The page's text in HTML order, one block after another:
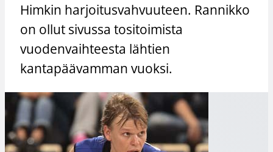
Himkin harjoitusvahvuuteen. Rannikko
on ollut sivussa tositoimista
vuodenvaihteesta lähtien
kantapäävamman vuoksi.